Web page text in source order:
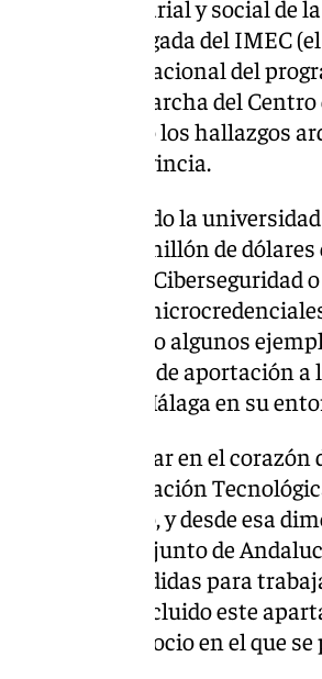
empresarial y social de
UMA en la llegada del IMEC
el impacto nacional del
la puesta en marcha del
(CITAC) o los hallazgos
de la provincia.
la UMA haya sido la
Chip, el millón de
estudiantes en Ciberseguridad
proyectos de
que “son solo algunos
capacidad de aportación a
de Málaga en su
apuesta por estar en el
y Cooperación
y ciudadano, y desde esa
y al conjunto de
manos, tendidas para
quien ha concluido este
siempre un socio en el que